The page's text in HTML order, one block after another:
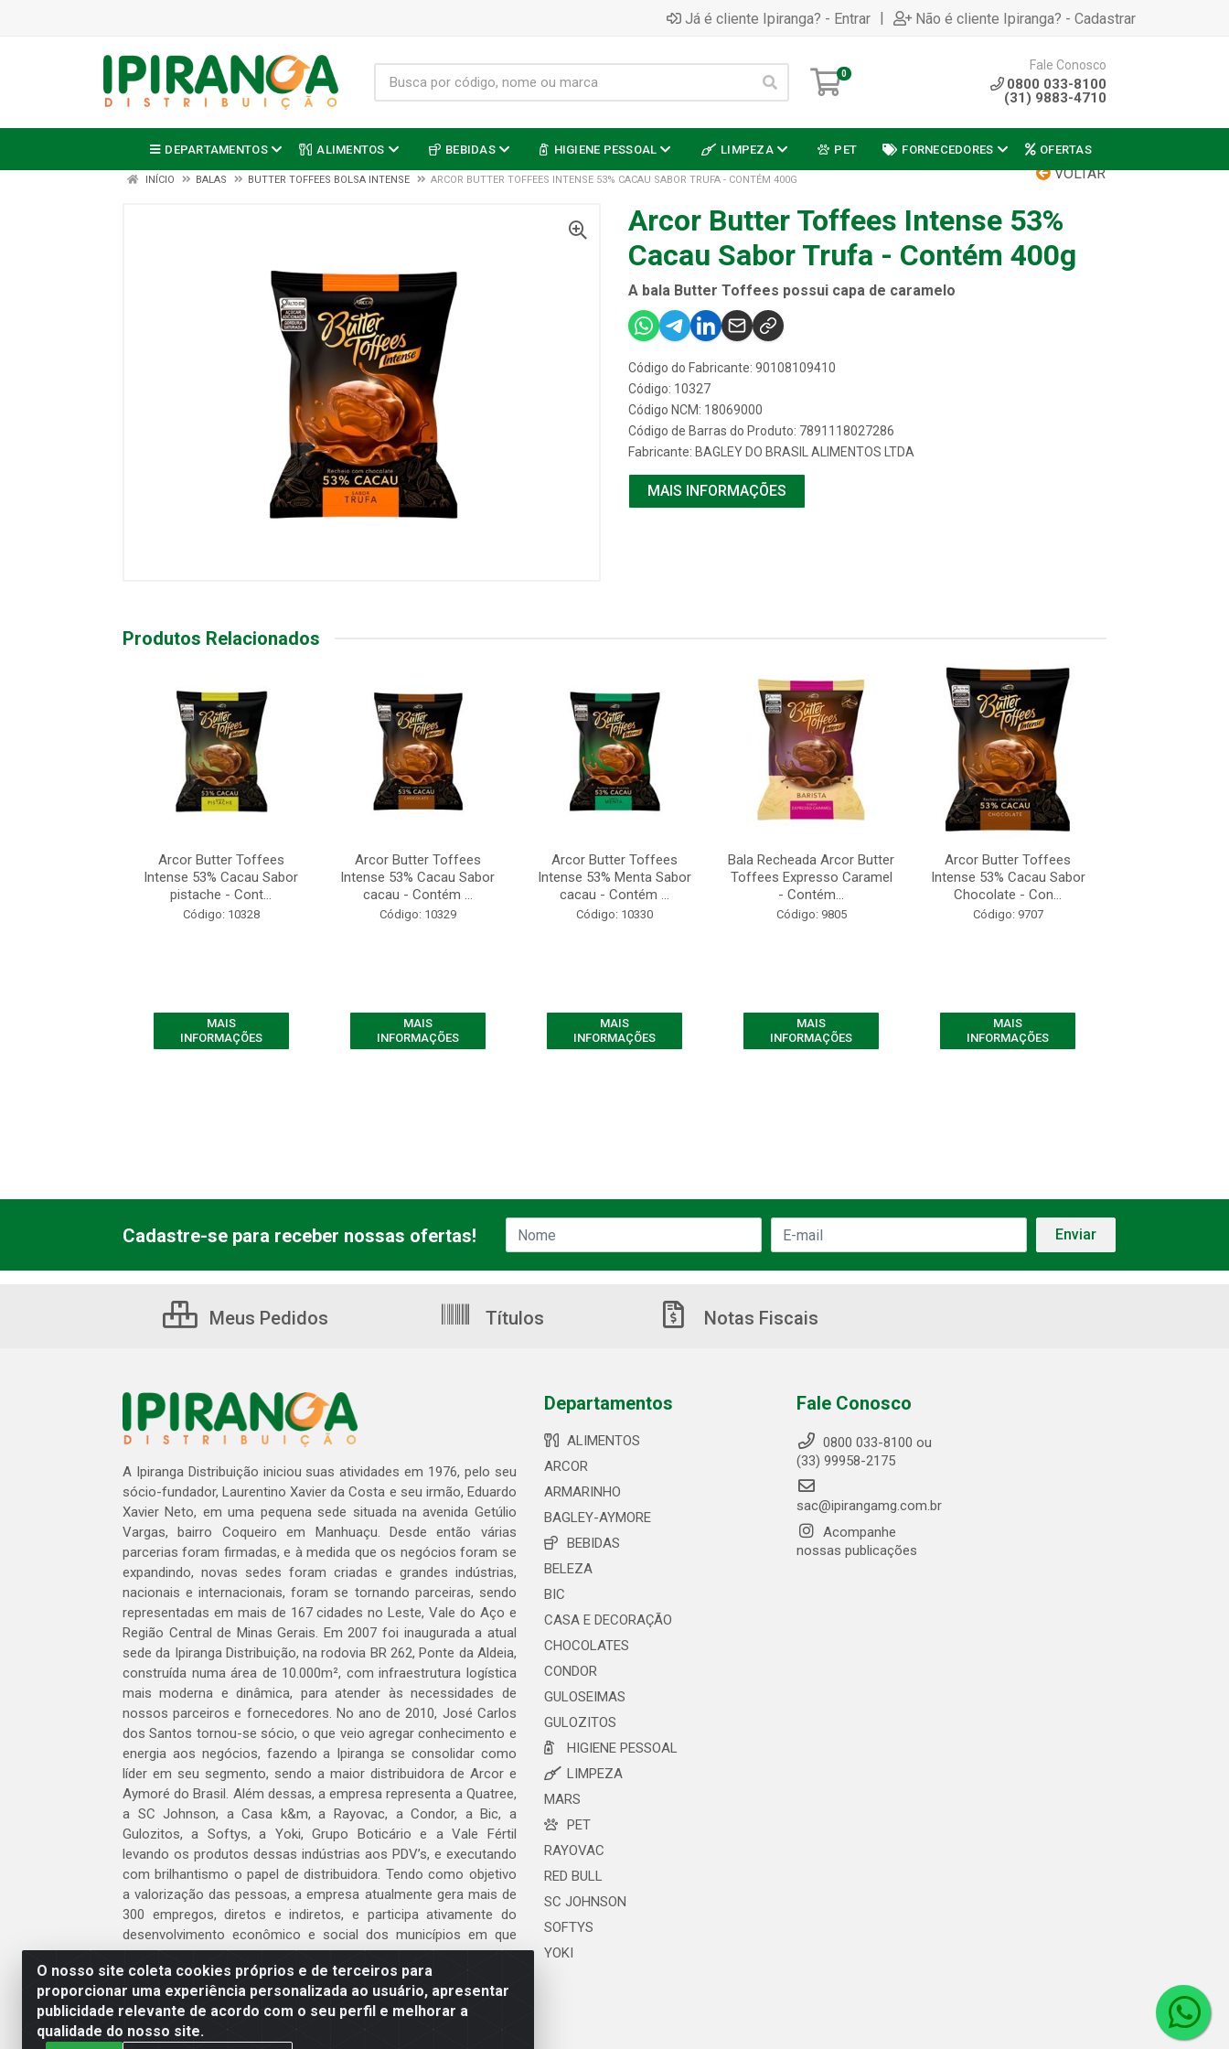
Já é cliente Ipiranga? - Entrar | Não é cliente Ipiranga? - Cadastrar
0
Fale Conosco
0800 033-8100
(31) 9883-4710
DEPARTAMENTOS ALIMENTOS BEBIDAS HIGIENE PESSOAL LIMPEZA PET FORNECEDORES OFERTAS
VOLTAR
INÍCIO BALAS BUTTER TOFFEES BOLSA INTENSE ARCOR BUTTER TOFFEES INTENSE 53% CACAU SABOR TRUFA - CONTÉM 400G
Arcor Butter Toffees Intense 53%
Cacau Sabor Trufa - Contém 400g
A bala Butter Toffees possui capa de caramelo
Código do Fabricante: 90108109410
Código: 10327
Código NCM: 18069000
Código de Barras do Produto: 7891118027286
Fabricante: BAGLEY DO BRASIL ALIMENTOS LTDA
MAIS INFORMAÇÕES
Produtos Relacionados
Arcor Butter Toffees
Intense 53% Cacau Sabor
pistache - Cont...
Código: 10328
MAIS
INFORMAÇÕES
Arcor Butter Toffees
Intense 53% Cacau Sabor
cacau - Contém ...
Código: 10329
MAIS
INFORMAÇÕES
Arcor Butter Toffees
Intense 53% Menta Sabor
cacau - Contém ...
Código: 10330
MAIS
INFORMAÇÕES
Bala Recheada Arcor Butter
Toffees Expresso Caramel
- Contém...
Código: 9805
MAIS
INFORMAÇÕES
Arcor Butter Toffees
Intense 53% Cacau Sabor
Chocolate - Con...
Código: 9707
MAIS
INFORMAÇÕES
O nosso site coleta cookies próprios e de terceiros para
proporcionar uma experiência personalizada ao usuário, apresentar
publicidade relevante de acordo com o seu perfil e melhorar a
qualidade do nosso site.
Cadastre-se para receber nossas ofertas!
Meus Pedidos Títulos Notas Fiscais
A Ipiranga Distribuição iniciou suas atividades em 1976, pelo seu
sócio-fundador, Laurentino Xavier da Costa e seu irmão, Eduardo
Xavier Neto, em uma pequena sede situada na avenida Getúlio
Vargas, bairro Coqueiro em Manhuaçu. Desde então várias
parcerias foram firmadas, e à medida que os negócios foram se
expandindo, novas sedes foram criadas e grandes indústrias,
nacionais e internacionais, foram se tornando parceiras, sendo
representadas em mais de 167 cidades no Leste, Vale do Aço e
Região Central de Minas Gerais. Em 2007 foi inaugurada a atual
sede da Ipiranga Distribuição, na rodovia BR 262, Ponte da Aldeia,
construída numa área de 10.000m², com infraestrutura logística
mais moderna e dinâmica, para atender às necessidades de
nossos parceiros e fornecedores. No ano de 2010, José Carlos
dos Santos tornou-se sócio, o que veio agregar conhecimento e
energia aos negócios, fazendo a Ipiranga se consolidar como
líder em seu segmento, sendo a maior distribuidora de Arcor e
Aymoré do Brasil. Além dessas, a empresa representa a Quatree,
a SC Johnson, a Casa k&m, a Rayovac, a Condor, a Bic, a
Gulozitos, a Softys, a Yoki, Grupo Boticário e a Vale Fértil
levando os produtos dessas indústrias aos PDV’s, e executando
com brilhantismo o papel de distribuidora. Tendo como objetivo
a valorização das pessoas, a empresa atualmente gera mais de
300 empregos, diretos e indiretos, e participa ativamente do
desenvolvimento econômico e social dos municípios em que
atua.
Venha fazer parte do nosso time!
Clique aqui
Departamentos
ALIMENTOS
ARCOR
ARMARINHO
BAGLEY-AYMORE
BEBIDAS
BELEZA
BIC
CASA E DECORAÇÃO
CHOCOLATES
CONDOR
GULOSEIMAS
GULOZITOS
HIGIENE PESSOAL
LIMPEZA
MARS
PET
RAYOVAC
RED BULL
SC JOHNSON
SOFTYS
YOKI
Fale Conosco
0800 033-8100 ou
(33) 99958-2175
sac@ipirangamg.com.br
Acompanhe
nossas publicações